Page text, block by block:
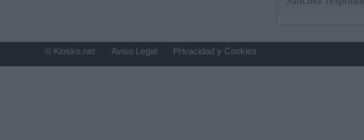
© Kiosko.net Aviso Legal Privacidad y Cookies